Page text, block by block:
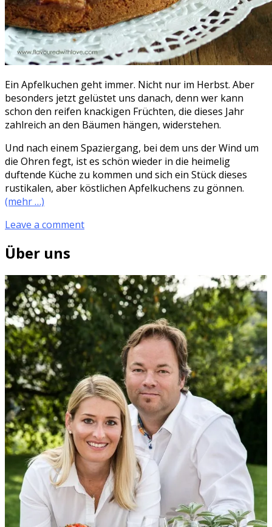
Ein Apfelkuchen geht immer. Nicht nur im Herbst. Aber
besonders jetzt gelüstet uns danach, denn wer kann
schon den reifen knackigen Früchten, die dieses Jahr
zahlreich an den Bäumen hängen, widerstehen.
Und nach einem Spaziergang, bei dem uns der Wind um
die Ohren fegt, ist es schön wieder in die heimelig
duftende Küche zu kommen und sich ein Stück dieses
rustikalen, aber köstlichen Apfelkuchens zu gönnen.
(mehr …)
Leave a comment
Über uns